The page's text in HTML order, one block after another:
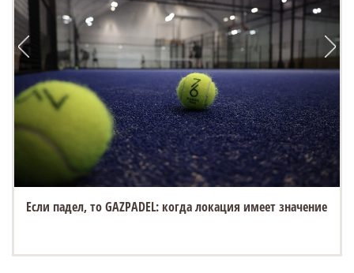
Если падел, то GAZPADEL: когда локация имеет значение